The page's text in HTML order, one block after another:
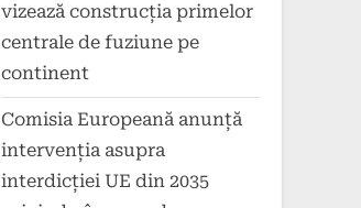
vizează construcția primelor
centrale de fuziune pe
continent
Comisia Europeană anunță
intervenția asupra
interdicției UE din 2035